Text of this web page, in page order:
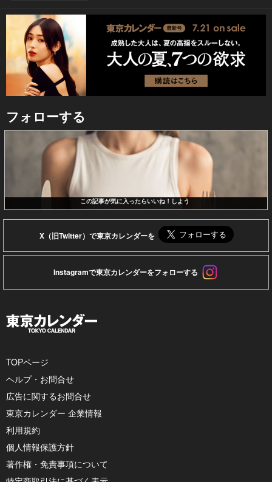
フォローする
この記事が気に入ったらいいね！しよう
X（旧Twitter）で東京カレンダーを
Instagramで東京カレンダーをフォローする
TOPページ
ヘルプ・お問合せ
広告に関するお問合せ
東京カレンダー 企業情報
利用規約
個人情報保護方針
著作権・免責事項について